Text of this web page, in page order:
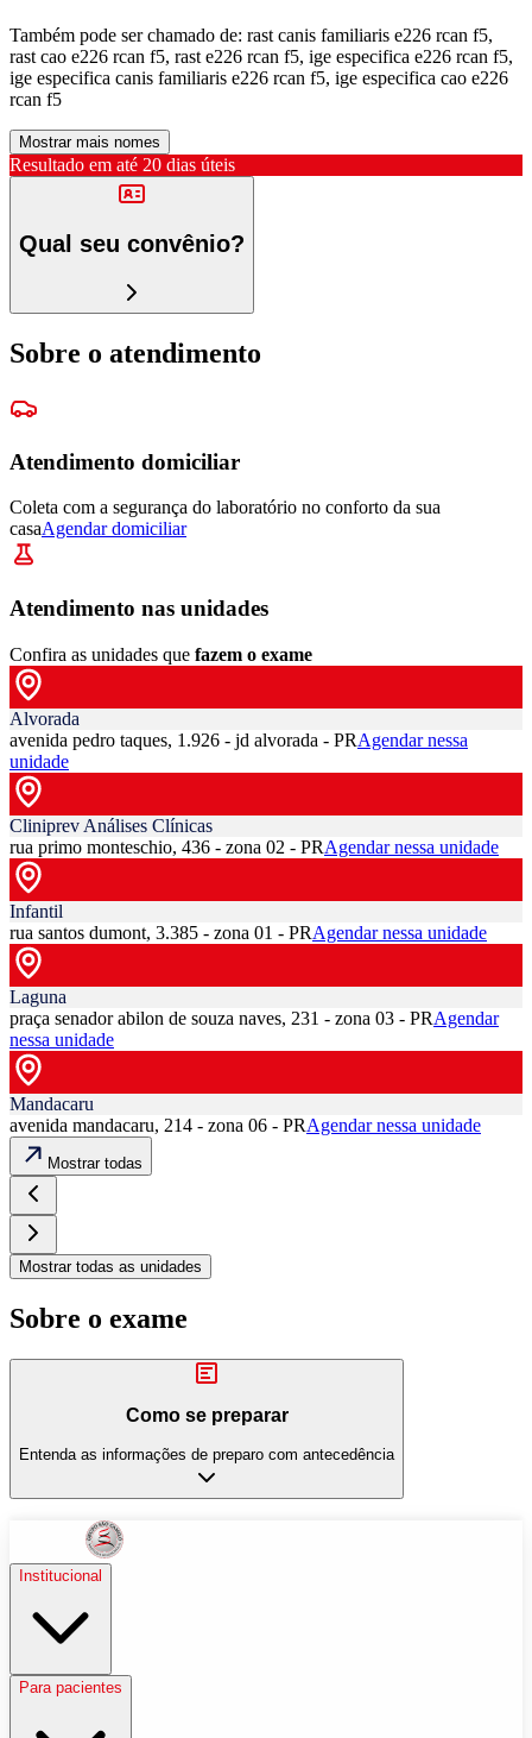
Também pode ser chamado de: rast canis familiaris e226 rcan f5,
rast cao e226 rcan f5, rast e226 rcan f5, ige especifica e226 rcan f5,
ige especifica canis familiaris e226 rcan f5, ige especifica cao e226
rcan f5
Mostrar mais nomes
Resultado em até 20 dias úteis
Qual seu convênio?
Sobre o atendimento
Atendimento domiciliar
Coleta com a segurança do laboratório no conforto da sua
casaAgendar domiciliar
Atendimento nas unidades
Confira as unidades que fazem o exame
Alvorada
avenida pedro taques, 1.926 - jd alvorada - PRAgendar nessa
unidade
Cliniprev Análises Clínicas
rua primo monteschio, 436 - zona 02 - PRAgendar nessa unidade
Infantil
rua santos dumont, 3.385 - zona 01 - PRAgendar nessa unidade
Laguna
praça senador abilon de souza naves, 231 - zona 03 - PRAgendar
nessa unidade
Mandacaru
avenida mandacaru, 214 - zona 06 - PRAgendar nessa unidade
Mostrar todas
Mostrar todas as unidades
Sobre o exame
Como se preparar
Entenda as informações de preparo com antecedência
Institucional
Para pacientes